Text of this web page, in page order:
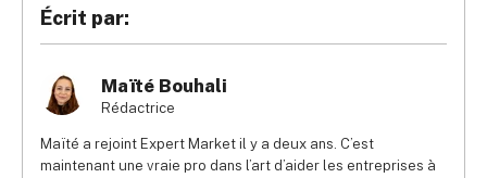
Écrit par:
Maïté Bouhali
Rédactrice
Maïté a rejoint Expert Market il y a deux ans. C’est
maintenant une vraie pro dans l’art d’aider les entreprises à